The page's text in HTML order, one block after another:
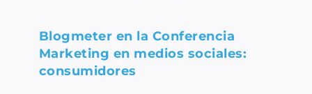
Blogmeter en la Conferencia
Marketing en medios sociales:
consumidores